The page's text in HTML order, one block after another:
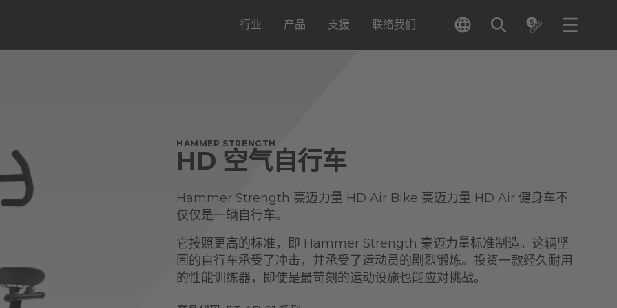
行业 产品 支援 联络我们
HAMMER STRENGTH
HD 空气自行车
Hammer Strength 豪迈力量 HD Air Bike 豪迈力量 HD Air 健身车不
仅仅是一辆自行车。
它按照更高的标准，即 Hammer Strength 豪迈力量标准制造。这辆坚
固的自行车承受了冲击，并承受了运动员的剧烈锻炼。投资一款经久耐用
的性能训练器，即使是最苛刻的运动设施也能应对挑战。